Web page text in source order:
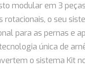
modular em 3
rotacionais, o seu
para as pernas e
única de
o sistema Kit